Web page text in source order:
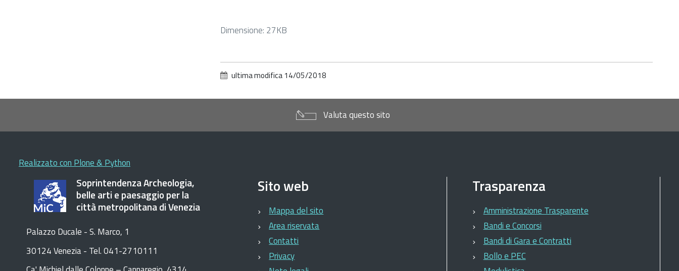
Clicca
alle
Dimensione: 27KB
ultima modifica 14/05/2018
Valuta questo sito
Realizzato con Plone & Python
Soprintendenza Archeologia,
belle arti e paesaggio per la
città metropolitana di Venezia
Palazzo Ducale - S. Marco, 1
30124 Venezia - Tel. 041-2710111
Sito web
Mappa del sito
Area riservata
Contatti
Privacy
Trasparenza
Amministrazione Trasparente
Bandi e Concorsi
Bandi di Gara e Contratti
Bollo e PEC